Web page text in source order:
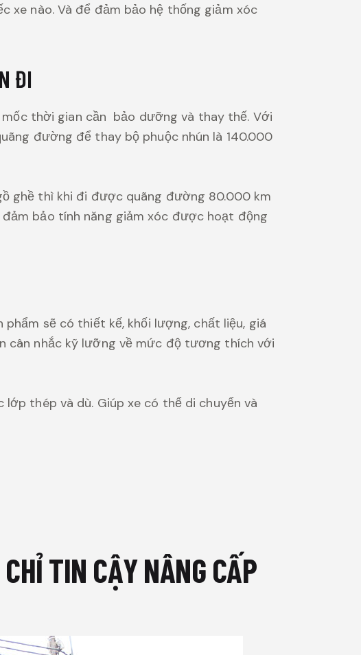
xe nào. Và để đảm bảo hệ thống giảm xóc
ĐI
thời gian cần bảo dưỡng và thay thế. Với
đường để thay bộ phuộc nhún là 140.000
ghề thì khi đi được quãng đường 80.000 km
bảo tính năng giảm xóc được hoạt động
sẽ có thiết kế, khối lượng, chất liệu, giá
cân nhắc kỹ lưỡng về mức độ tương thích với
thép và dù. Giúp xe có thể di chuyển và
TIN CẬY NÂNG CẤP